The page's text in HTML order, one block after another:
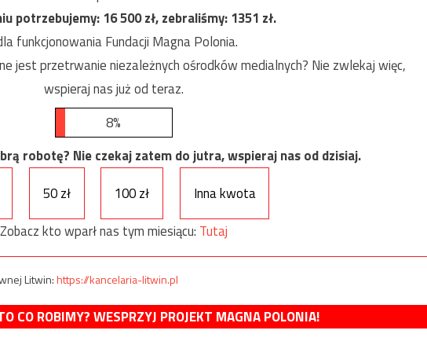
potrzebujemy:16 500zł, zebraliśmy:1351 zł.
funkcjonowania Fundacji Magna Polonia.
jest przetrwanie niezależnych ośrodków medialnych? Nie zwlekaj więc,
wspieraj nas już od teraz.
8%
robotę? Nie czekaj zatem do jutra, wspieraj nas od dzisiaj.
50 zł 100 zł
Inna kwota
Zobacz kto wparł nas tym miesiącu: Tutaj
Litwin:https://kancelaria-litwin.pl
CO ROBIMY? WESPRZYJ PROJEKT MAGNA POLONIA!